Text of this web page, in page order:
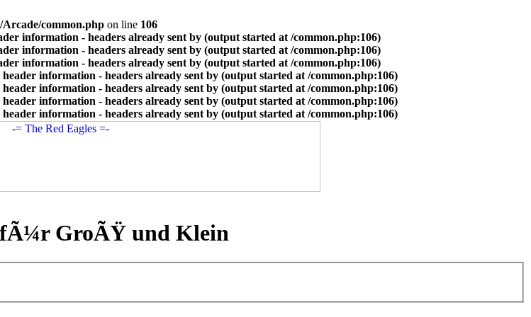
common.php on line 106
information - headers already sent by (output started at /common.php:106)
information - headers already sent by (output started at /common.php:106)
information - headers already sent by (output started at /common.php:106)
information - headers already sent by (output started at /common.php:106)
information - headers already sent by (output started at /common.php:106)
information - headers already sent by (output started at /common.php:106)
information - headers already sent by (output started at /common.php:106)
GroÃŸ und Klein